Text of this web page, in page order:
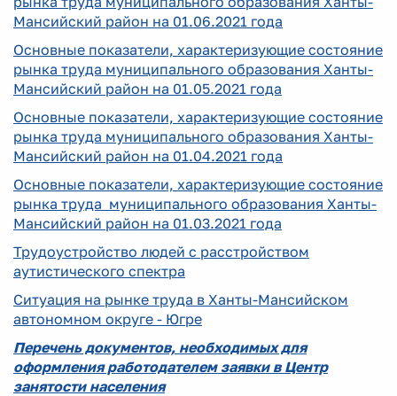
Мансийский район на 01.06.2021 года
Основные показатели, характеризующие состояние
рынка труда муниципального образования Ханты-
Мансийский район на 01.05.2021 года
Основные показатели, характеризующие состояние
рынка труда муниципального образования Ханты-
Мансийский район на 01.04.2021 года
Основные показатели, характеризующие состояние
рынка труда муниципального образования Ханты-
Мансийский район на 01.03.2021 года
Трудоустройство людей с расстройством
аутистического спектра
Ситуация на рынке труда в Ханты-Мансийском
автономном округе - Югре
Перечень документов, необходимых для
оформления работодателем заявки в Центр
занятости населения